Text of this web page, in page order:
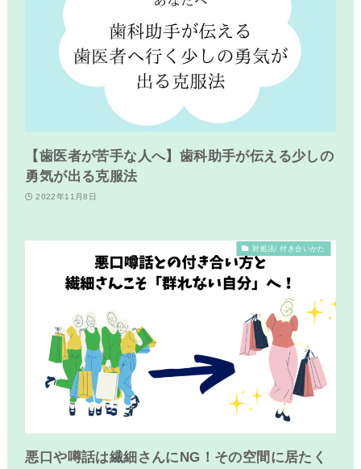
【歯医者が苦手な人へ】歯科助手が伝える少しの
勇気が出る克服法
2022年11月8日
対処法/ 付き合いかた
悪口や噂話は繊細さんにNG！その空間に居たく